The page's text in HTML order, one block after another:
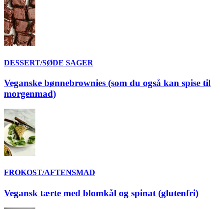
DESSERT/SØDE SAGER
Veganske bønnebrownies (som du også kan spise til
morgenmad)
FROKOST/AFTENSMAD
Vegansk tærte med blomkål og spinat (glutenfri)